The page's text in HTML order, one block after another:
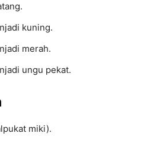
kuning.
merah.
ungu pekat.
miki).